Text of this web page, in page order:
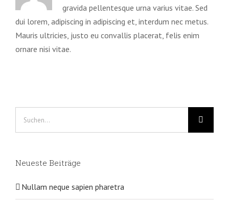
gravida pellentesque urna varius vitae. Sed
dui lorem, adipiscing in adipiscing et, interdum nec metus.
Mauris ultricies, justo eu convallis placerat, felis enim
ornare nisi vitae.
Neueste Beiträge
Nullam neque sapien pharetra